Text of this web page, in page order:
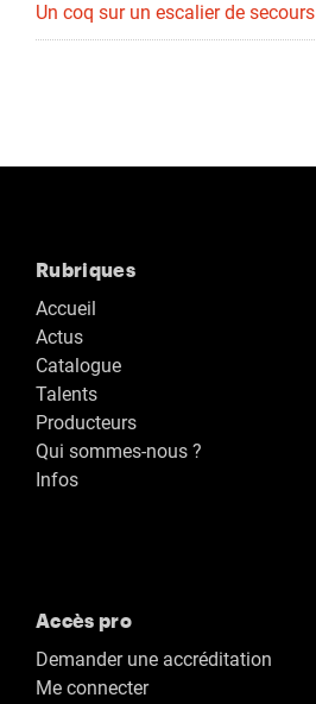
Un coq sur un escalier de secours
Rubriques
Accueil
Actus
Catalogue
Talents
Producteurs
Qui sommes-nous ?
Infos
Accès pro
Demander une accréditation
Me connecter